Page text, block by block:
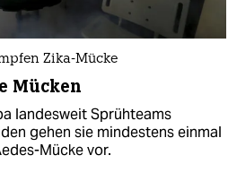
Zika-Mücke
Mücken
landesweit Sprühteams
gehen sie mindestens einmal
Mücke vor.